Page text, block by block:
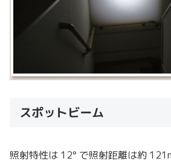
スポットビーム
照射特性は 12° で照射距離は約